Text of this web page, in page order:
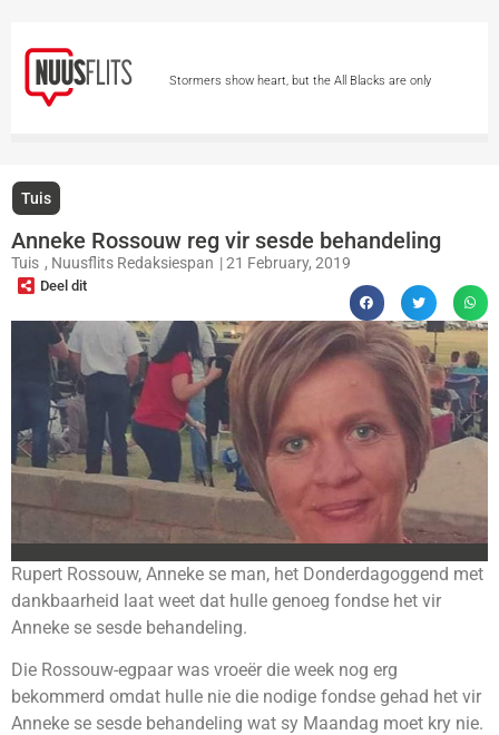
Stormers show heart, but the All Blacks are only
Wes-Kaap belê byna R13 m. om meisies in die skool te
hou 9 leerlinge vandag in hof ná beweerde
aanval op veiligheidswag Kragtige kouefront
bring ook sneeu vir dele van Gauteng
Tuis
Anneke Rossouw reg vir sesde behandeling
Tuis , Nuusflits Redaksiespan |21 February, 2019
Deel dit
Rupert Rossouw, Anneke se man, het Donderdagoggend met
dankbaarheid laat weet dat hulle genoeg fondse het vir
Anneke se sesde behandeling.
Die Rossouw-egpaar was vroeër die week nog erg
bekommerd omdat hulle nie die nodige fondse gehad het vir
Anneke se sesde behandeling wat sy Maandag moet kry nie.